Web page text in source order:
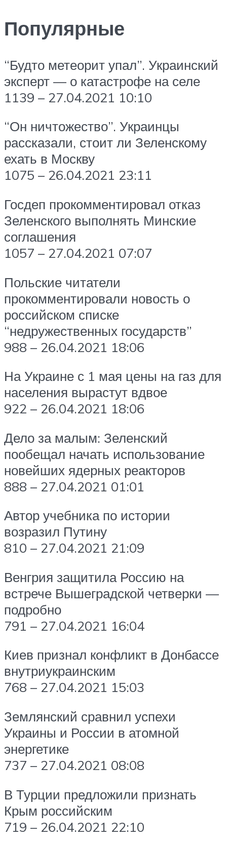
Популярные
“Будто метеорит упал”. Украинский
эксперт — о катастрофе на селе
1139 – 27.04.2021 10:10
“Он ничтожество”. Украинцы
рассказали, стоит ли Зеленскому
ехать в Москву
1075 – 26.04.2021 23:11
Госдеп прокомментировал отказ
Зеленского выполнять Минские
соглашения
1057 – 27.04.2021 07:07
Польские читатели
прокомментировали новость о
российском списке
“недружественных государств”
988 – 26.04.2021 18:06
На Украине с 1 мая цены на газ для
населения вырастут вдвое
922 – 26.04.2021 18:06
Дело за малым: Зеленский
пообещал начать использование
новейших ядерных реакторов
888 – 27.04.2021 01:01
Автор учебника по истории
возразил Путину
810 – 27.04.2021 21:09
Венгрия защитила Россию на
встрече Вышеградской четверки —
подробно
791 – 27.04.2021 16:04
Киев признал конфликт в Донбассе
внутриукраинским
768 – 27.04.2021 15:03
Землянский сравнил успехи
Украины и России в атомной
энергетике
737 – 27.04.2021 08:08
В Турции предложили признать
Крым российским
719 – 26.04.2021 22:10